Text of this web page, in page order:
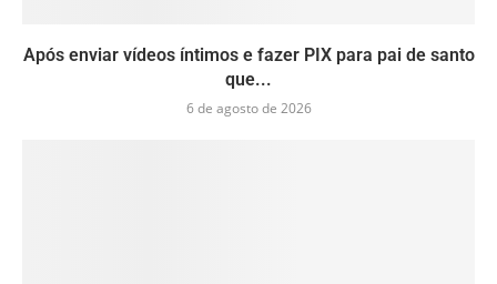
Após enviar vídeos íntimos e fazer PIX para pai de santo
que...
6 de agosto de 2026